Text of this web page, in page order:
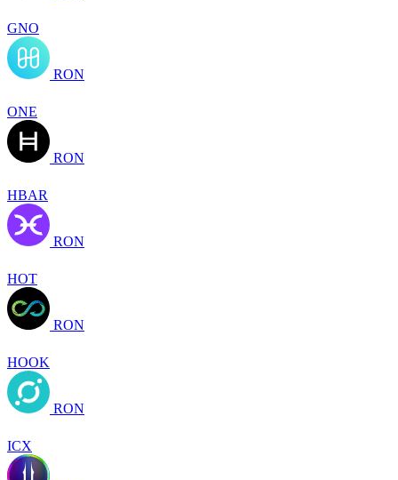
GNO
RON
ONE
RON
HBAR
RON
HOT
RON
HOOK
RON
ICX